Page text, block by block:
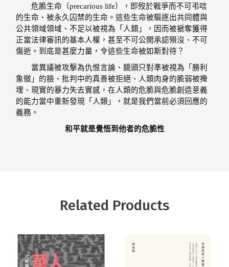
危脆生命（precarious life），即歿於戰爭而不可弔唁
的生命、被永久囚禁的生命。這些生命被驅逐出共同體與
公共領域領域、不足以被視為「人類」，因而被褫奪獲得
正當法律審訊的基本人權，甚至不可公開承認殞沒、不可
傷逝。到底是甚麼力量，令這些生命被如斯對待？
當異議被攻擊為仇恨言論、鏡頭只對準被視為「勝利
象徵」的臉、批判中的真善被拒絕、人類肉身的脆弱被掩
埋、現實的暴力失去實感，在人類的危脆與危脆創造意義
的能力當中重新發現「人類」，就是我們當前必須回應的
義務。
和平就是覺悟到他者的危脆性
Related Products